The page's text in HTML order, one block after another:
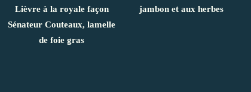
Lièvre à la royale façon
Sénateur Couteaux, lamelle
de foie gras
jambon et aux herbes